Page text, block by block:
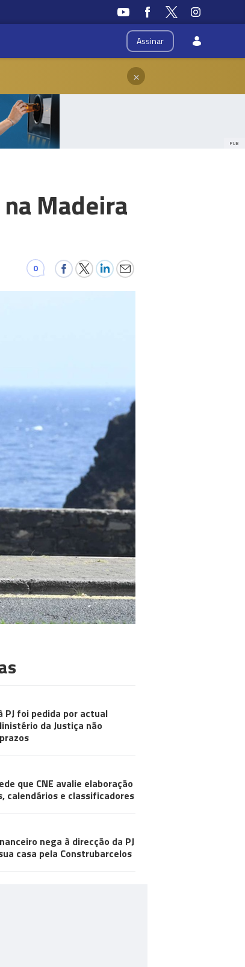
Assinar
×
PUB
Madeira
0
PJ foi pedida por actual
da Justiça não
que CNE avalie elaboração
calendários e classificadores
nega à direcção da PJ
casa pela Construbarcelos